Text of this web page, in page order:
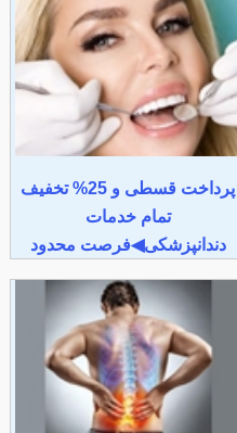
پرداخت قسطی و 25% تخفیف
تمام خدمات
دندانپزشکی◀فرصت محدود